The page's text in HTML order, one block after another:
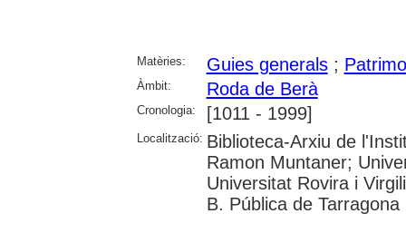
Matèries: Guies generals;
Àmbit: Roda de Berà
Cronologia: [1011 - 1999]
Localització: Biblioteca-Arxiu de
Ramon Muntaner;
Universitat Rovira i
B. Pública de Tarragona